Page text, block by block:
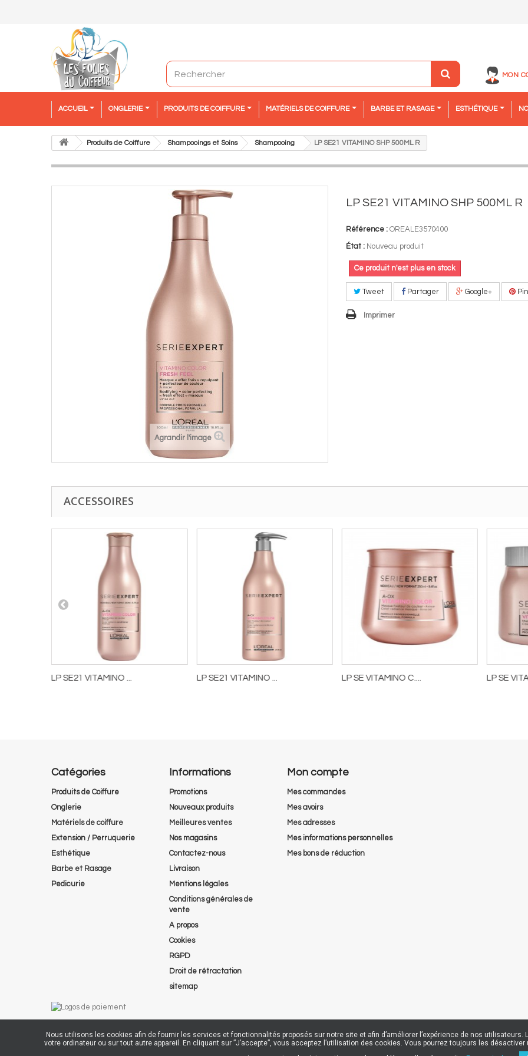
MON
ACCUEIL ONGLERIE PRODUITS DE COIFFURE MATÉRIELS DE COIFFURE BARBE ET RASAGE ESTHÉTIQUE
Produits de Coiffure Shampooings et Soins Shampooing LP SE21 VITAMINO SHP 500ML R
Agrandir l'image
LP SE21 VITAMINO SHP 500ML R
Référence : OREALE3570400
État : Nouveau produit
Ce produit n'est plus en stock
Tweet Partager Google+
Imprimer
ACCESSOIRES
LP SE21 VITAMINO ... LP SE21 VITAMINO ... LP SE VITAMINO C.... LP SE
Catégories
Produits de Coiffure
Onglerie
Matériels de coiffure
Extension / Perruquerie
Esthétique
Barbe et Rasage
Pedicurie
Informations
Promotions
Nouveaux produits
Meilleures ventes
Nos magasins
Contactez-nous
Livraison
Mentions légales
Conditions générales de
vente
A propos
Cookies
RGPD
Droit de rétractation
sitemap
Mon compte
Mes commandes
Mes avoirs
Mes adresses
Mes informations personnelles
Mes bons de réduction
Nous utilisons les cookies afin de fournir les services et fonctionnalités proposés sur notre site et afin d’améliorer l’expérience de nos
votre ordinateur ou sur tout autre appareil. En cliquant sur ”J’accepte”, vous acceptez l’utilisation des cookies. Vous pourrez toujours les